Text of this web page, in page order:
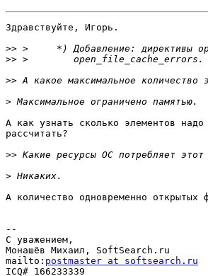
Здравствуйте, Игорь.
>>
>>
>>
>
А как узнать сколько элементов
рассчитать?
>>
>
А количество одновременно открытых
--
С уважением,
Монашёв Михаил, SoftSearch.ru
mailto: postmaster at softsearch.ru